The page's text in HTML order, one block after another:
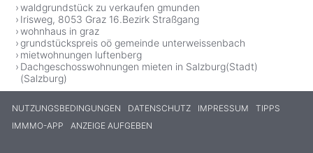
waldgrundstück zu verkaufen gmunden
Irisweg, 8053 Graz 16.Bezirk Straßgang
wohnhaus in graz
grundstückspreis oö gemeinde unterweissenbach
mietwohnungen luftenberg
Dachgeschosswohnungen mieten in Salzburg(Stadt)
(Salzburg)
NUTZUNGSBEDINGUNGEN DATENSCHUTZ IMPRESSUM
TIPPS
IMMMO-APP
ANZEIGE AUFGEBEN